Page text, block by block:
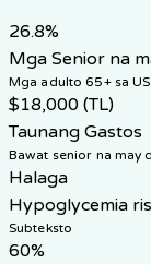
Pangunahing
26.8%
Mga Senior na
Mga adulto 65+ sa US
$18,000 (TL)
Taunang Gastos
Bawat senior na may
Halaga
Hypoglycemia
Subteksto
60%